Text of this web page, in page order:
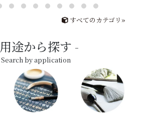
すべてのカテゴリ»
用途から探す
Search by application